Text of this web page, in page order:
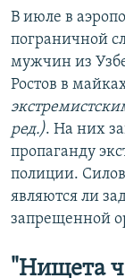
В июле в
пограничной
мужчин из
Ростов в
ред.). На них
пропаганду
полиции.
являются ли
запрещенной
"Нищета